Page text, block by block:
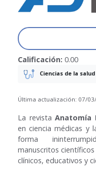
Calificación: 0.00
Ciencias de la salud
Última actualización: 07/
La revistaAnatomía
en ciencia médicas y
forma
manuscritos
clínicos, educativos y